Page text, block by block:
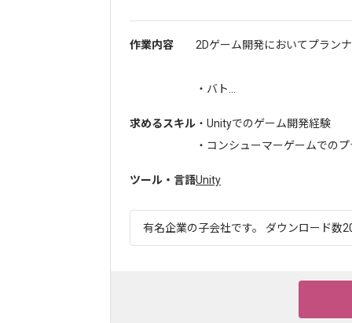
作業内容 2Dゲーム開発においてプラン
・バト...
求めるスキル ・Unityでのゲーム開発経験
・コンシューマーゲームでの
ツール・言語Unity
有名企業の子会社です。 ダウンロード数